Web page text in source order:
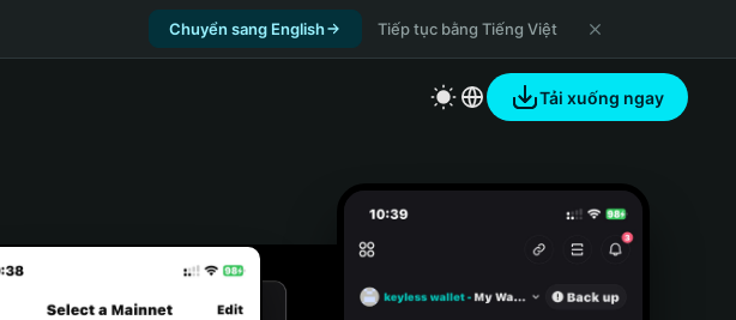
Chuyển sang English Tiếp tục bằng Tiếng Việt
Tải xuống ngay